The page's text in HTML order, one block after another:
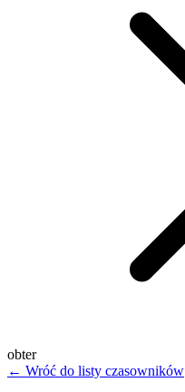
obter
← Wróć do listy czasowników